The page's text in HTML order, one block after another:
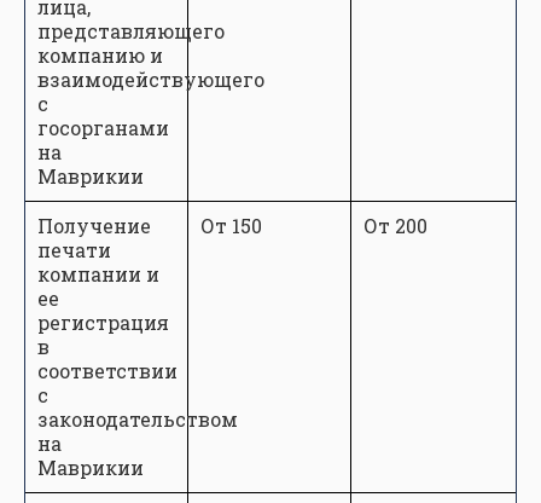
лица,
представляющего
компанию и
взаимодействующего
с
госорганами
на
Маврикии
Получение
печати
компании и
ее
регистрация
в
соответствии
с
законодательством
на
Маврикии
От 150 От 200